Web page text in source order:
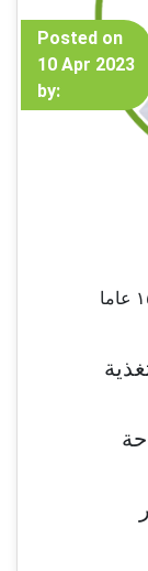
Posted on
10 Apr 2023
by: